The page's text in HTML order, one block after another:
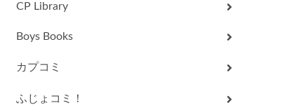
CP Library
Boys Books
カプコミ
ふじょコミ！